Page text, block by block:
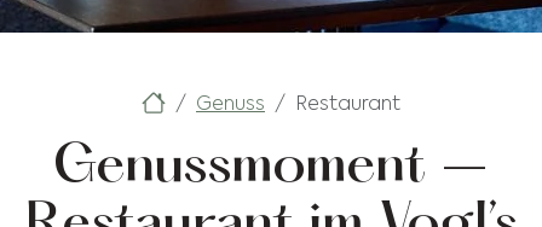
Genuss Restaurant
Genussmoment –